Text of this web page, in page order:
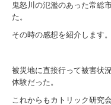
鬼怒川の氾濫のあった常総
た。
その時の感想を紹介します。
被災地に直接行って被害状
体験だった。
これからもカトリック研究